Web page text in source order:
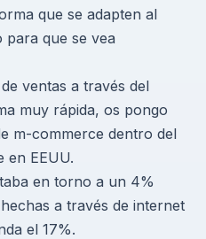
que se adapten al
para que se vea
ventas a través del
muy rápida, os pongo
m-commerce dentro del
en EEUU.
en torno a un 4%
a través de internet
el 17%.